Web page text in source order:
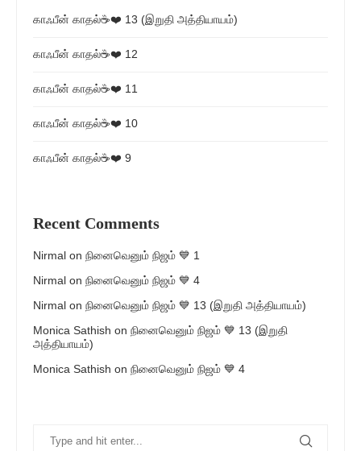
காஃபீன் காதல்☕❤️ 13 (இறுதி அத்தியாயம்)
காஃபீன் காதல்☕❤️ 12
காஃபீன் காதல்☕❤️ 11
காஃபீன் காதல்☕❤️ 10
காஃபீன் காதல்☕❤️ 9
Recent Comments
Nirmal on நினைவெனும் நிஜம் 💙 1
Nirmal on நினைவெனும் நிஜம் 💙 4
Nirmal on நினைவெனும் நிஜம் 💙 13 (இறுதி அத்தியாயம்)
Monica Sathish on நினைவெனும் நிஜம் 💙 13 (இறுதி
அத்தியாயம்)
Monica Sathish on நினைவெனும் நிஜம் 💙 4